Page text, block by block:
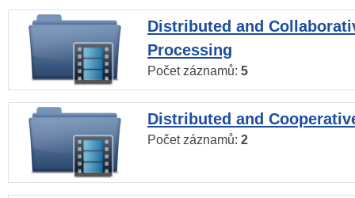
Distributed and
Processing
Počet záznamů: 5
Distributed and
Počet záznamů: 2